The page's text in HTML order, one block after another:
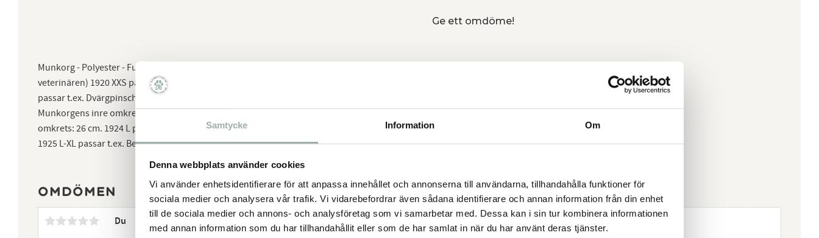
Samtycke Information Om
Denna webbplats använder cookies
Vi använder enhetsidentifierare för att anpassa innehållet och annonserna till användarna, tillhandahålla funktioner för
sociala medier och analysera vår trafik. Vi vidarebefordrar även sådana identifierare och annan information från din enhet
till de sociala medier och annons- och analysföretag som vi samarbetar med. Dessa kan i sin tur kombinera informationen
med annan information som du har tillhandahållit eller som de har samlat in när du har använt deras tjänster.
Ge ett omdöme!
Munkorg - Polyester - Fullt justerbar rem - För användning under kort tid (t.ex. hos
veterinären) 1920 XXS passar t.ex. Chihuahua. Munkorgens inre omkrets: 12 cm. 1921 XS
passar t.ex. Dvärgpinscher. Munkorgens inre omkrets: 16 cm. 1922 S-M passar t.ex. Pudel.
Munkorgens inre omkrets: 21 cm. 1923 M-L passar t.ex. Dalmatiner. Munkorgens inre
omkrets: 26 cm. 1924 L passar t.ex. Labrador Retriever. Munkorgens inre omkrets: 31 cm.
1925 L-XL passar t.ex. Berner Sennenhund. Munkorgens inre omkrets: 35 cm.
Omdömen
Du